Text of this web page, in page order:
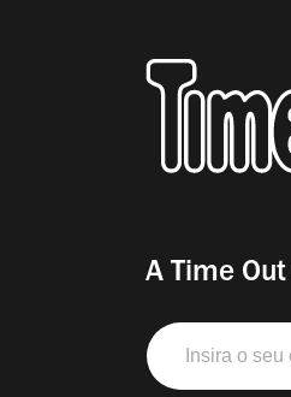
A Time
Insira
o